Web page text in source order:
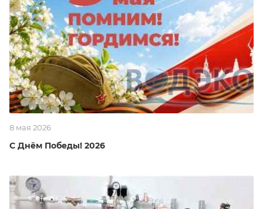
8 мая 2026
С Днём Победы! 2026